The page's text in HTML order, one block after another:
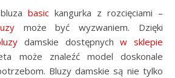
basic kangurka z rozcięciami –
może być wyzwaniem. Dzięki
damskie dostępnychw sklepie
może znaleźć model doskonale
Bluzy damskie są nie tylko